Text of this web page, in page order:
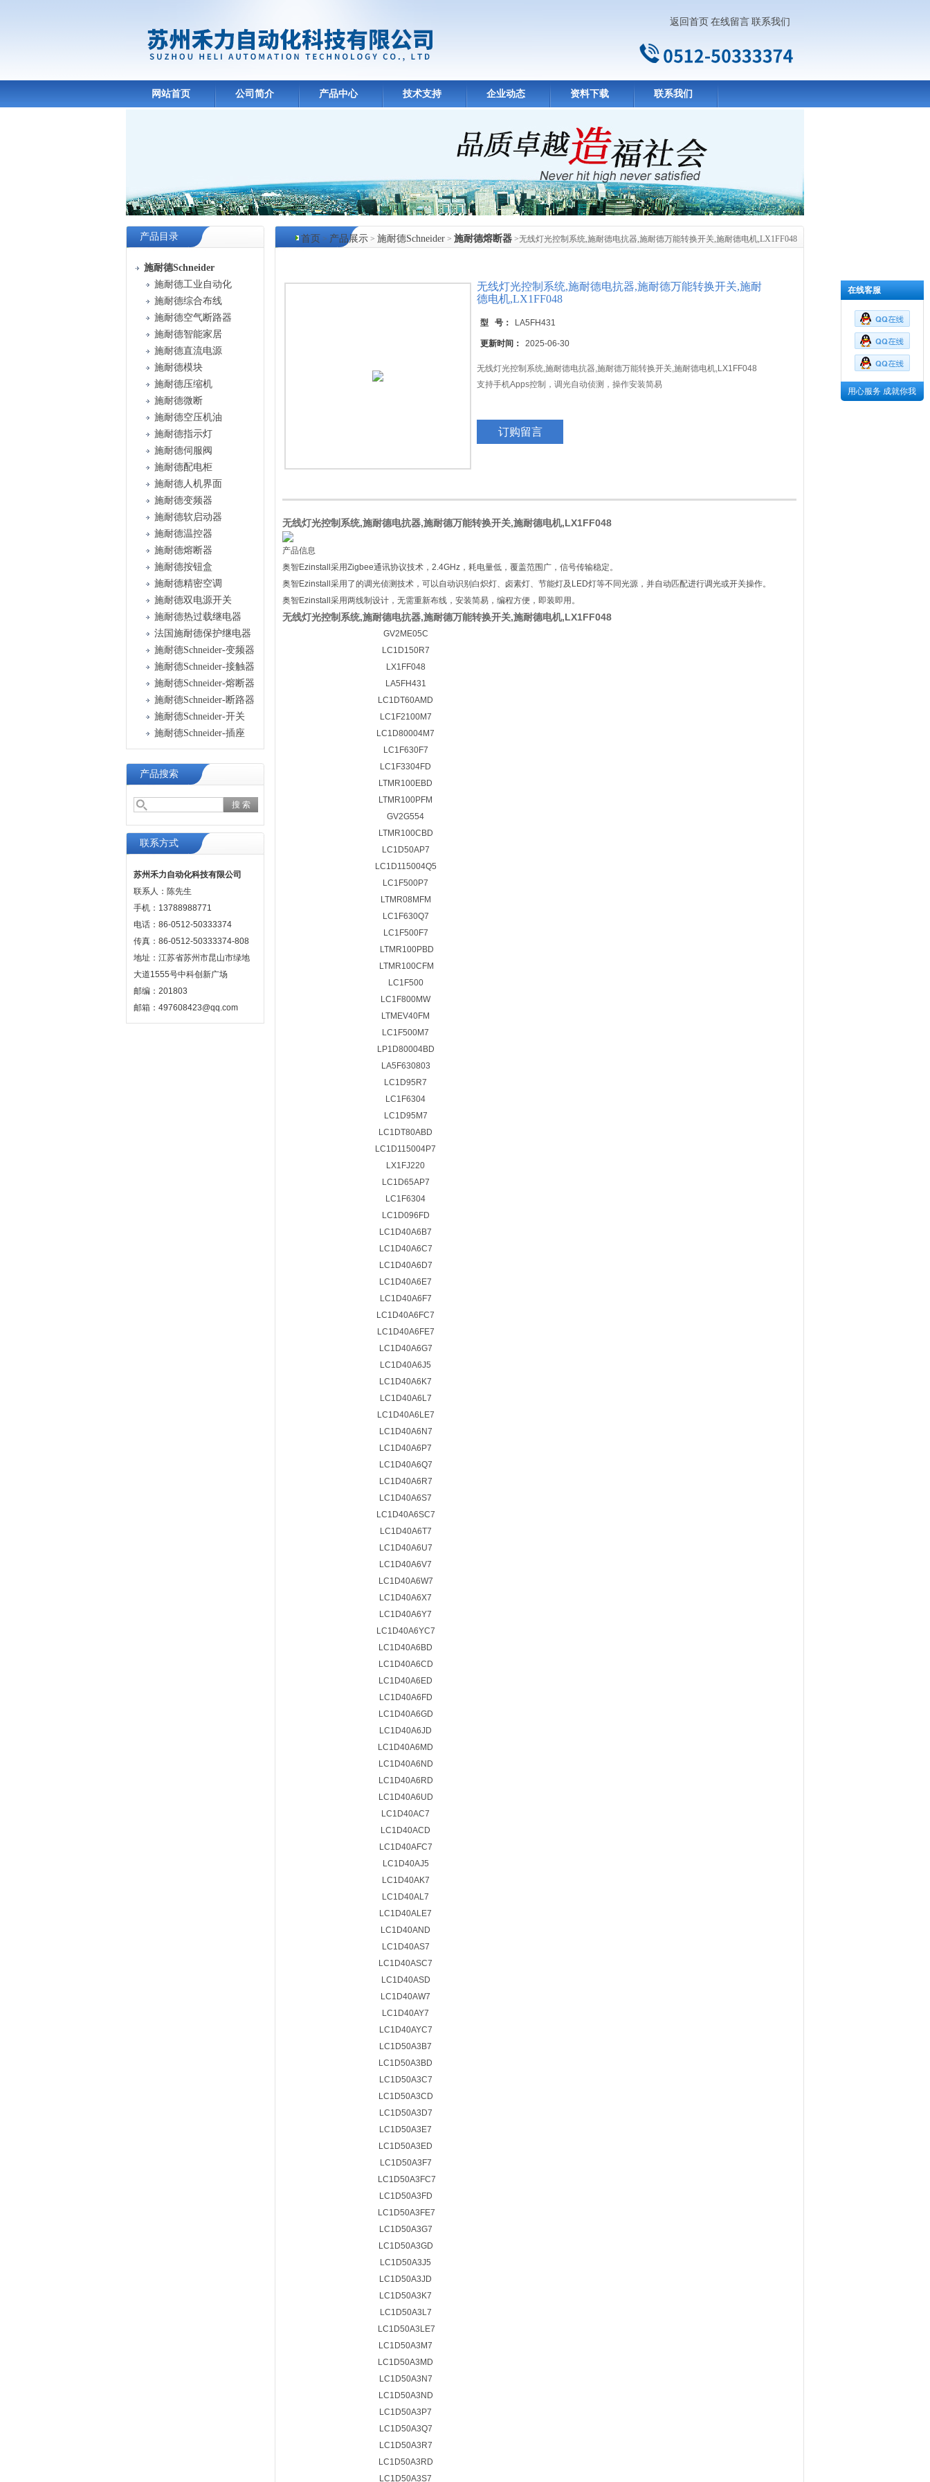
返回首页 在线留言 联系我们
网站首页 公司简介 产品中心 技术支持 企业动态 资料下载 联系我们
产品目录
施耐德Schneider
施耐德工业自动化
施耐德综合布线
施耐德空气断路器
施耐德智能家居
施耐德直流电源
施耐德模块
施耐德压缩机
施耐德微断
施耐德空压机油
施耐德指示灯
施耐德伺服阀
施耐德配电柜
施耐德人机界面
施耐德变频器
施耐德软启动器
施耐德温控器
施耐德熔断器
施耐德按钮盒
施耐德精密空调
施耐德双电源开关
施耐德热过载继电器
法国施耐德保护继电器
施耐德Schneider-变频器
施耐德Schneider-接触器
施耐德Schneider-熔断器
施耐德Schneider-断路器
施耐德Schneider-开关
施耐德Schneider-插座
产品搜索
联系方式
苏州禾力自动化科技有限公司
联系人：陈先生
手机：13788988771
电话：86-0512-50333374
传真：86-0512-50333374-808
地址：江苏省苏州市昆山市绿地
大道1555号中科创新广场
邮编：201803
邮箱：497608423@qq.com
首页 > 产品展示 > 施耐德Schneider > 施耐德熔断器 >无线灯光控制系统,施耐德电抗器,施耐德万能转换开关,施耐德电机,LX1FF048
无线灯光控制系统,施耐德电抗器,施耐德万能转换开关,施耐
德电机,LX1FF048
型 号： LA5FH431
更新时间： 2025-06-30
无线灯光控制系统,施耐德电抗器,施耐德万能转换开关,施耐德电机,LX1FF048
支持手机Apps控制，调光自动侦测，操作安装简易
订购留言
无线灯光控制系统,施耐德电抗器,施耐德万能转换开关,施耐德电机,LX1FF048
产品信息
奥智Ezinstall采用Zigbee通讯协议技术，2.4GHz，耗电量低，覆盖范围广，信号传输稳定。
奥智Ezinstall采用了的调光侦测技术，可以自动识别白炽灯、卤素灯、节能灯及LED灯等不同光源，并自动匹配进行调光或开关操作。
奥智Ezinstall采用两线制设计，无需重新布线，安装简易，编程方便，即装即用。
无线灯光控制系统,施耐德电抗器,施耐德万能转换开关,施耐德电机,LX1FF048
GV2ME05C
LC1D150R7
LX1FF048
LA5FH431
LC1DT60AMD
LC1F2100M7
LC1D80004M7
LC1F630F7
LC1F3304FD
LTMR100EBD
LTMR100PFM
GV2G554
LTMR100CBD
LC1D50AP7
LC1D115004Q5
LC1F500P7
LTMR08MFM
LC1F630Q7
LC1F500F7
LTMR100PBD
LTMR100CFM
LC1F500
LC1F800MW
LTMEV40FM
LC1F500M7
LP1D80004BD
LA5F630803
LC1D95R7
LC1F6304
LC1D95M7
LC1DT80ABD
LC1D115004P7
LX1FJ220
LC1D65AP7
LC1F6304
LC1D096FD
LC1D40A6B7
LC1D40A6C7
LC1D40A6D7
LC1D40A6E7
LC1D40A6F7
LC1D40A6FC7
LC1D40A6FE7
LC1D40A6G7
LC1D40A6J5
LC1D40A6K7
LC1D40A6L7
LC1D40A6LE7
LC1D40A6N7
LC1D40A6P7
LC1D40A6Q7
LC1D40A6R7
LC1D40A6S7
LC1D40A6SC7
LC1D40A6T7
LC1D40A6U7
LC1D40A6V7
LC1D40A6W7
LC1D40A6X7
LC1D40A6Y7
LC1D40A6YC7
LC1D40A6BD
LC1D40A6CD
LC1D40A6ED
LC1D40A6FD
LC1D40A6GD
LC1D40A6JD
LC1D40A6MD
LC1D40A6ND
LC1D40A6RD
LC1D40A6UD
LC1D40AC7
LC1D40ACD
LC1D40AFC7
LC1D40AJ5
LC1D40AK7
LC1D40AL7
LC1D40ALE7
LC1D40AND
LC1D40AS7
LC1D40ASC7
LC1D40ASD
LC1D40AW7
LC1D40AY7
LC1D40AYC7
LC1D50A3B7
LC1D50A3BD
LC1D50A3C7
LC1D50A3CD
LC1D50A3D7
LC1D50A3E7
LC1D50A3ED
LC1D50A3F7
LC1D50A3FC7
LC1D50A3FD
LC1D50A3FE7
LC1D50A3G7
LC1D50A3GD
LC1D50A3J5
LC1D50A3JD
LC1D50A3K7
LC1D50A3L7
LC1D50A3LE7
LC1D50A3M7
LC1D50A3MD
LC1D50A3N7
LC1D50A3ND
LC1D50A3P7
LC1D50A3Q7
LC1D50A3R7
LC1D50A3RD
LC1D50A3S7
在线客服
用心服务 成就你我